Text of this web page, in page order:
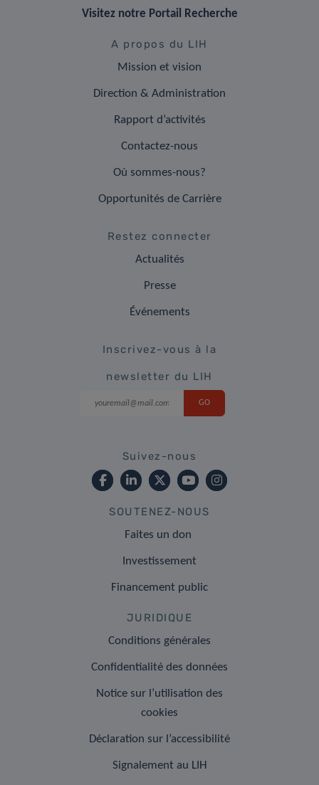
Visitez notre Portail Recherche
A propos du LIH
Mission et vision
Direction & Administration
Rapport d’activités
Contactez-nous
Où sommes-nous?
Opportunités de Carrière
Restez connecter
Actualités
Presse
Événements
Inscrivez-vous à la
newsletter du LIH
Suivez-nous
SOUTENEZ-NOUS
Faites un don
Investissement
Financement public
JURIDIQUE
Conditions générales
Confidentialité des données
Notice sur l’utilisation des
cookies
Déclaration sur l’accessibilité
Signalement au LIH